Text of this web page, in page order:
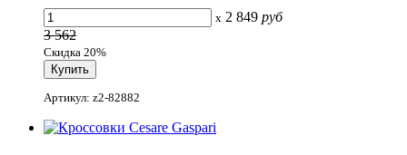
x 2 849 руб
3 562
Скидка 20%
Артикул: z2-82882